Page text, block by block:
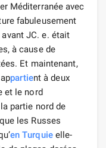
Méditerranée avec
fabuleusement
JC. e. était
à cause de
Et maintenant,
partient à deux
et le nord
partie nord de
les Russes
en Turquieelle-